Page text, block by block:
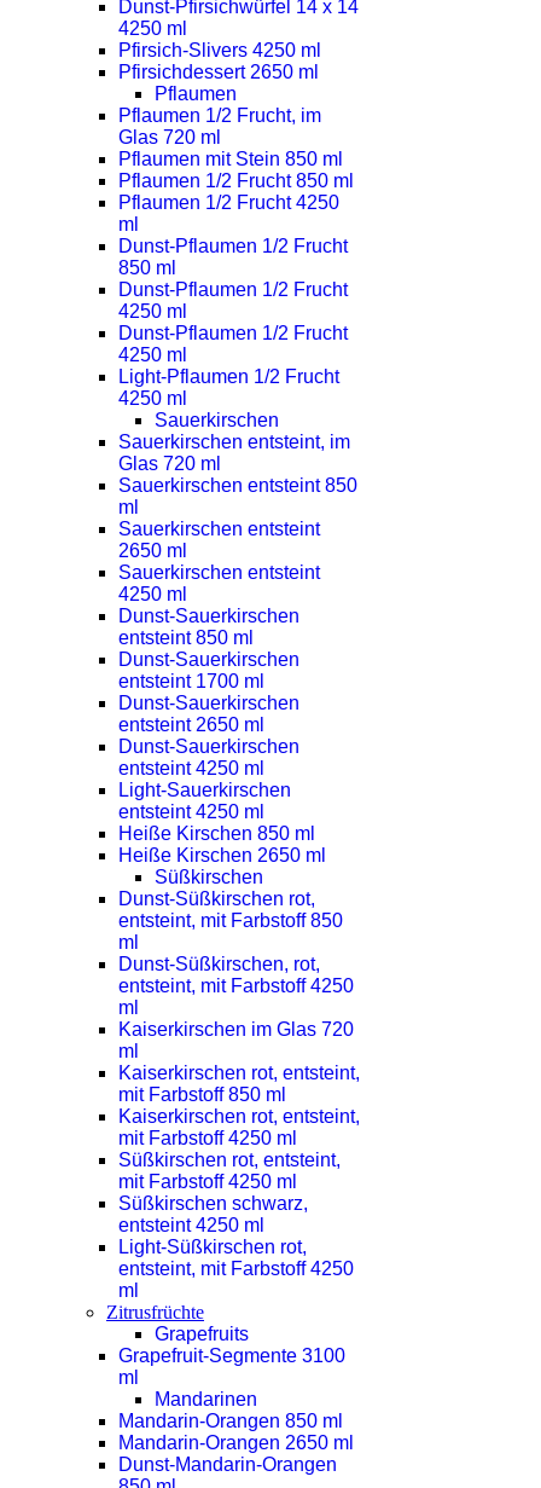
Dunst-Pfirsichwürfel 14 x 14
4250 ml
Pfirsich-Slivers 4250 ml
Pfirsichdessert 2650 ml
Pflaumen
Pflaumen 1/2 Frucht, im
Glas 720 ml
Pflaumen mit Stein 850 ml
Pflaumen 1/2 Frucht 850 ml
Pflaumen 1/2 Frucht 4250
ml
Dunst-Pflaumen 1/2 Frucht
850 ml
Dunst-Pflaumen 1/2 Frucht
4250 ml
Dunst-Pflaumen 1/2 Frucht
4250 ml
Light-Pflaumen 1/2 Frucht
4250 ml
Sauerkirschen
Sauerkirschen entsteint, im
Glas 720 ml
Sauerkirschen entsteint 850
ml
Sauerkirschen entsteint
2650 ml
Sauerkirschen entsteint
4250 ml
Dunst-Sauerkirschen
entsteint 850 ml
Dunst-Sauerkirschen
entsteint 1700 ml
Dunst-Sauerkirschen
entsteint 2650 ml
Dunst-Sauerkirschen
entsteint 4250 ml
Light-Sauerkirschen
entsteint 4250 ml
Heiße Kirschen 850 ml
Heiße Kirschen 2650 ml
Süßkirschen
Dunst-Süßkirschen rot,
entsteint, mit Farbstoff 850
ml
Dunst-Süßkirschen, rot,
entsteint, mit Farbstoff 4250
ml
Kaiserkirschen im Glas 720
ml
Kaiserkirschen rot, entsteint,
mit Farbstoff 850 ml
Kaiserkirschen rot, entsteint,
mit Farbstoff 4250 ml
Süßkirschen rot, entsteint,
mit Farbstoff 4250 ml
Süßkirschen schwarz,
entsteint 4250 ml
Light-Süßkirschen rot,
entsteint, mit Farbstoff 4250
ml
Zitrusfrüchte
Grapefruits
Grapefruit-Segmente 3100
ml
Mandarinen
Mandarin-Orangen 850 ml
Mandarin-Orangen 2650 ml
Dunst-Mandarin-Orangen